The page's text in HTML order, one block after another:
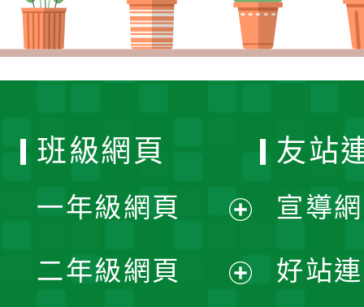
班級網頁
一年級網頁
開
二年級網頁
友站
宣導
好站